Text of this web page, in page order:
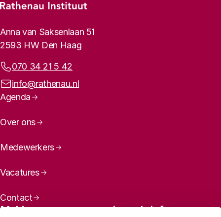
Footer-menu
Rathenau logo, naar de homepage
Contactinformatie
Anna van Saksenlaan 51
2593 HW Den Haag
Telefoonnummer:
070 34 21 5 42
E-mailadres:
info@rathenau.nl
Paginanavigatie
Agenda
Over ons
Medewerkers
Vacatures
Contact
Meld u aan voor onze nieuwsbrief